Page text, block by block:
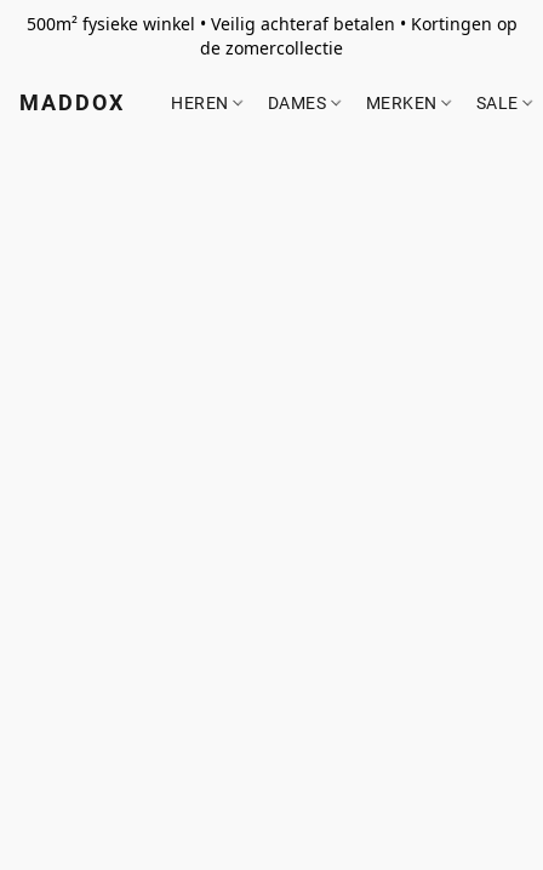
500m² fysieke winkel • Veilig achteraf betalen • Kortingen op
de zomercollectie
MADDOX HEREN DAMES MERKEN SALE